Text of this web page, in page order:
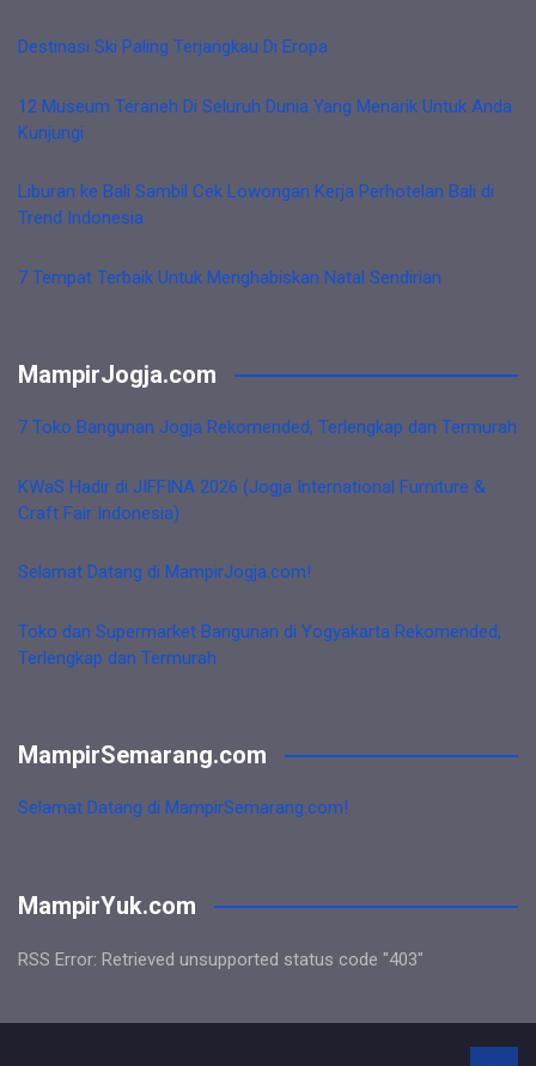
Destinasi Ski Paling Terjangkau Di Eropa
12 Museum Teraneh Di Seluruh Dunia Yang Menarik Untuk Anda
Kunjungi
Liburan ke Bali Sambil Cek Lowongan Kerja Perhotelan Bali di
Trend Indonesia
7 Tempat Terbaik Untuk Menghabiskan Natal Sendirian
MampirJogja.com
7 Toko Bangunan Jogja Rekomended, Terlengkap dan Termurah
KWaS Hadir di JIFFINA 2026 (Jogja International Furniture &
Craft Fair Indonesia)
Selamat Datang di MampirJogja.com!
Toko dan Supermarket Bangunan di Yogyakarta Rekomended,
Terlengkap dan Termurah
MampirSemarang.com
Selamat Datang di MampirSemarang.com!
MampirYuk.com
RSS Error: Retrieved unsupported status code "403"